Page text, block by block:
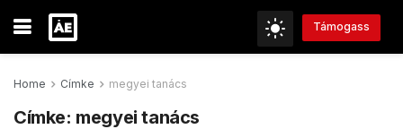
Támogass
Home Címke megyei tanács
Címke: megyei tanács